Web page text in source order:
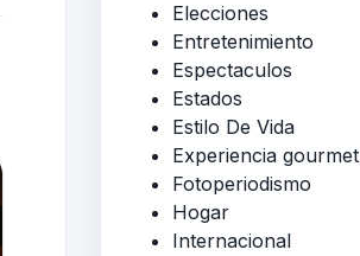
Elecciones
Entretenimiento
Espectaculos
Estados
Estilo De Vida
Experiencia gourmet
Fotoperiodismo
Hogar
Internacional